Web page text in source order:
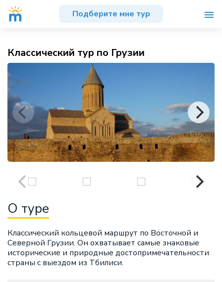
Подберите мне тур
Классический тур по Грузии
О туре
Классический кольцевой маршрут по Восточной и
Северной Грузии. Он охватывает самые знаковые
исторические и природные достопримечательности
страны с выездом из Тбилиси.